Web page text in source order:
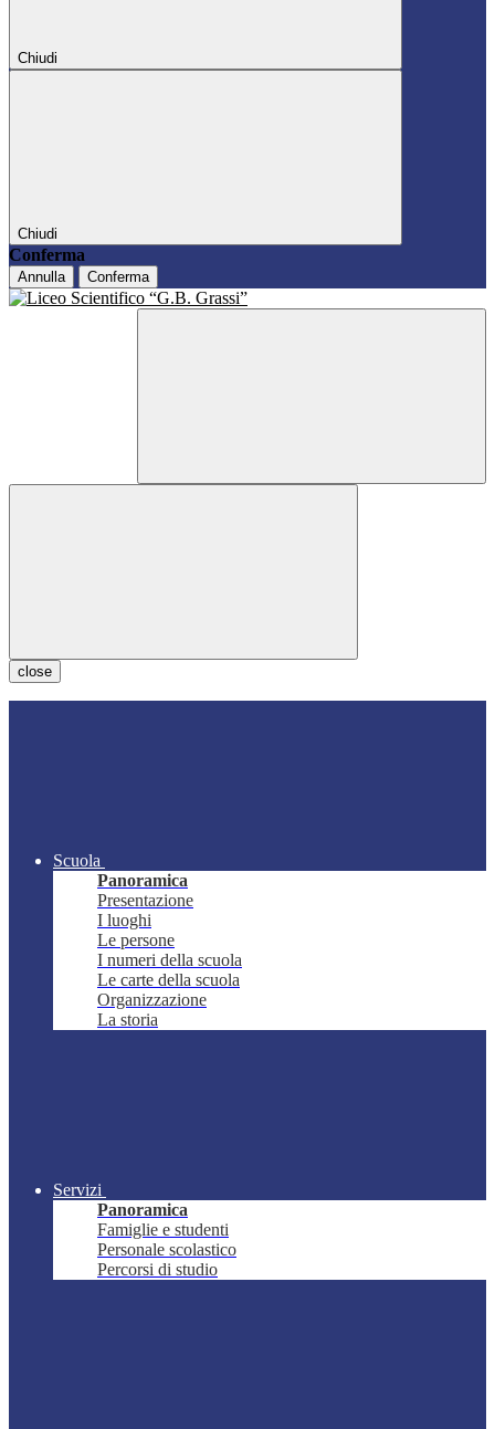
Chiudi
Chiudi
Conferma
Annulla Conferma
close
Scuola
Panoramica
Presentazione
I luoghi
Le persone
I numeri della scuola
Le carte della scuola
Organizzazione
La storia
Servizi
Panoramica
Famiglie e studenti
Personale scolastico
Percorsi di studio